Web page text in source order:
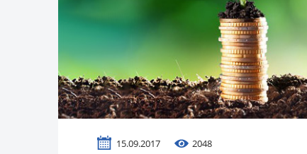
15.09.2017 2048